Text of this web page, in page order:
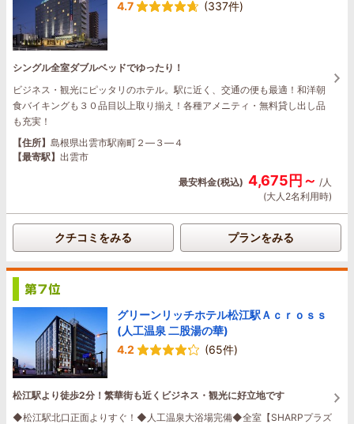
4.7
(337件)
シングル全室ダブルベッドでゆったり！
ビジネス・観光にピッタリのホテル。駅に近く、交通の便も最適！和洋朝
食バイキングも３０品目以上取り揃え！各種アメニティ・無料貸し出し品
も充実！
【住所】 島根県出雲市駅南町２―３―４
【最寄駅】 出雲市
最安料金(税込) 4,675円～ /人
(大人2名利用時)
クチコミをみる プランをみる
グリーンリッチホテル松江駅Ａｃｒｏｓｓ
(人工温泉 二股湯の華)
4.2
(65件)
松江駅より徒歩2分！繁華街も近くビジネス・観光に好立地です
◆松江駅北口正面よりすぐ！◆人工温泉大浴場完備◆全室【SHARPプラズ